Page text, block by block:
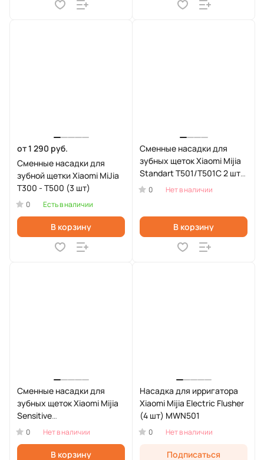
от 1 290 руб.
Сменные насадки для
зубной щетки Xiaomi MiJia
T300 - T500 (3 шт)
0 Есть в наличии
В корзину
Сменные насадки для
зубных щеток Xiaomi Mijia
Standart T501/T501C 2 шт
(MBS307)
0 Нет в наличии
В корзину
Сменные насадки для
зубных щеток Xiaomi Mijia
Sensitive
T301/T302/T501/T501C 3
0 Нет в наличии
В корзину
Насадка для ирригатора
Xiaomi Mijia Electric Flusher
(4 шт) MWN501
0 Нет в наличии
Подписаться